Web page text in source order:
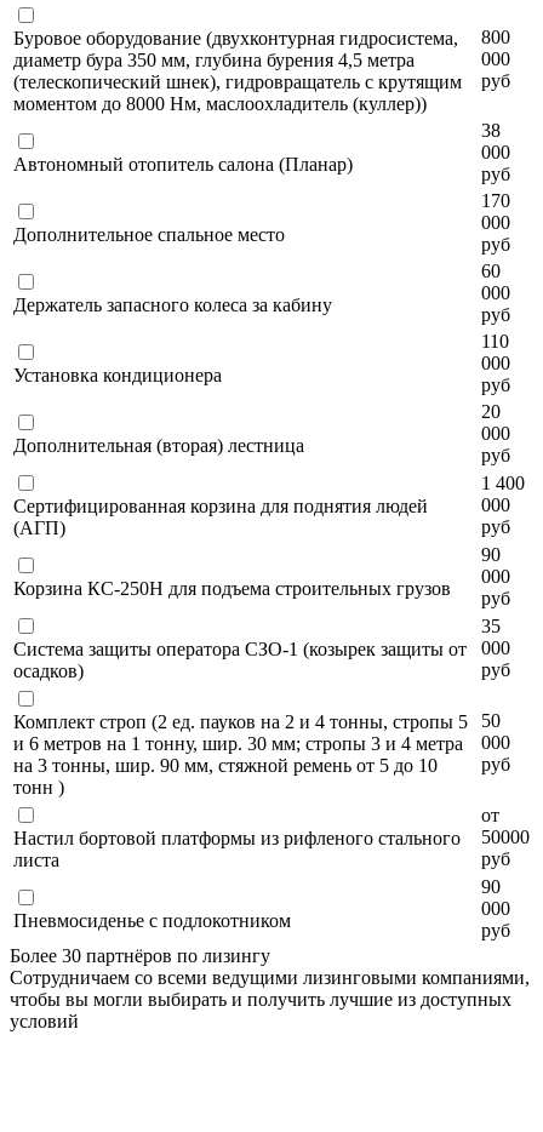
Буровое оборудование (двухконтурная гидросистема,
диаметр бура 350 мм, глубина бурения 4,5 метра
(телескопический шнек), гидровращатель с крутящим
моментом до 8000 Нм, маслоохладитель (куллер))
800
000
руб
Автономный отопитель салона (Планар)
38
000
руб
Дополнительное спальное место
170
000
руб
Держатель запасного колеса за кабину
60
000
руб
Установка кондиционера
110
000
руб
Дополнительная (вторая) лестница
20
000
руб
Сертифицированная корзина для поднятия людей
(АГП)
1 400
000
руб
Корзина КС-250Н для подъема строительных грузов
90
000
руб
Система защиты оператора СЗО-1 (козырек защиты от
осадков)
35
000
руб
Комплект строп (2 ед. пауков на 2 и 4 тонны, стропы 5
и 6 метров на 1 тонну, шир. 30 мм; стропы 3 и 4 метра
на 3 тонны, шир. 90 мм, стяжной ремень от 5 до 10
тонн )
50
000
руб
Настил бортовой платформы из рифленого стального
листа
от
50000
руб
Пневмосиденье с подлокотником
90
000
руб
Более 30 партнёров по лизингу
Сотрудничаем со всеми ведущими лизинговыми компаниями,
чтобы вы могли выбирать и получить лучшие из доступных
условий